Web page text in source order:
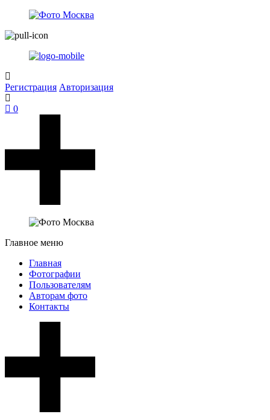
Регистрация Авторизация
0
Главное меню
Главная
Фотографии
Пользователям
Авторам фото
Контакты